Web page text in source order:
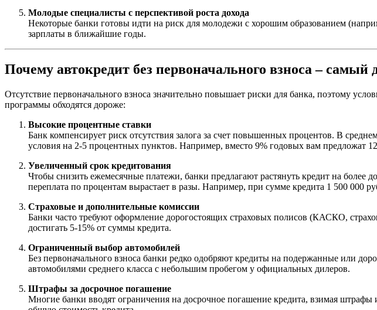
Молодые специалисты с перспективой роста дохода
Некоторые банки готовы идти на риск для молодежи с хорошим образованием
зарплаты в ближайшие годы.
Почему автокредит без первоначального взноса – самый
Отсутствие первоначального взноса значительно повышает риски для банка, поэтому
программы обходятся дороже:
Высокие процентные ставки
Банк компенсирует риск отсутствия залога за счет повышенных процентов. В
условия на 2-5 процентных пунктов. Например, вместо 9% годовых вам предложат
Увеличенный срок кредитования
Чтобы снизить ежемесячные платежи, банки предлагают растянуть кредит на
переплата по процентам вырастает в разы. Например, при сумме кредита 1 500 000
Страховые и дополнительные комиссии
Банки часто требуют оформление дорогостоящих страховых полисов (КАСКО,
достигать 5-15% от суммы кредита.
Ограниченный выбор автомобилей
Без первоначального взноса банки редко одобряют кредиты на подержанные или
автомобилями среднего класса с небольшим пробегом у официальных дилеров.
Штрафы за досрочное погашение
Многие банки вводят ограничения на досрочное погашение кредита, взимая